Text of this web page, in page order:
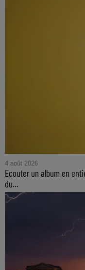
4 août 2026
Ecouter un album en
du...